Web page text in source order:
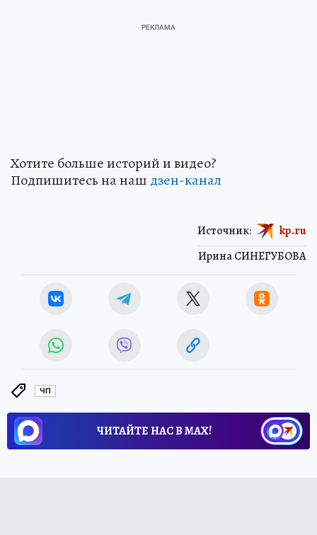
Хотите больше историй и видео?
Подпишитесь на наш дзен-канал
Ирина СИНЕГУБОВА
Источник: kp.ru
ЧП
ЧИТАЙТЕ НАС В МАХ!